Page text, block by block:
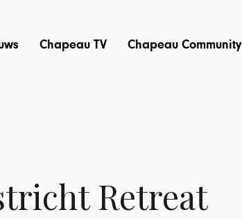
Chapeau TV Chapeau Community
Retreat